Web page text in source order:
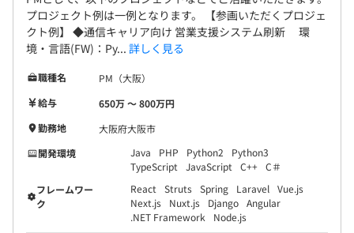
【社内交流が活発な職場】
■横のつながりも大切にして仲よく楽しく仕事していきた
い方が多いです。
■同期で助け合って切磋琢磨しながら成長できます。
■プロジェクト内外の関係構築を促す各種イベントを実
施。プロジェクトの枠を超えて同期や先輩・後輩社員とコ
ミュニケーションをとることができる機会がよい刺激とな
り、お互いの課題解決にも役立ちます。当社ではお花見、
BBQ、忘年会、全社総会など、社員間コミュニケーショ
ン活発化のための企画を多数用意しています。
帰属意識を持つことや、社内外への価値提供など以下3つ
プロジェクト例は一例となります。 【参画いただくプロジェ
クト例】 ◆通信キャリア向け 営業支援システム刷新 環
境・言語(FW)：Py... 詳しく見る
職種名
PM（大阪）
給与
650万 〜 800万円
勤務地
大阪府大阪市
開発環境
Java PHP Python2
Python3
TypeScript
JavaScript C++ C＃
フレームワー
ク
React Struts Spring Laravel Vue.js
Next.js
Nuxt.js Django Angular
.NET Framework
Node.js